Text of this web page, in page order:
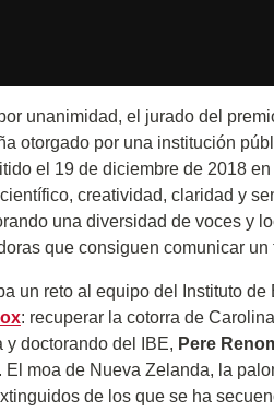
unanimidad, el jurado del
otorgado por una institución
el 19 de diciembre de 2018
creatividad, claridad y
una diversidad de voces y
que consiguen comunicar
un reto al equipo del Instituto
: recuperar la cotorra de
y doctorando del IBE, Pere
moa de Nueva Zelanda, la
de los que se ha